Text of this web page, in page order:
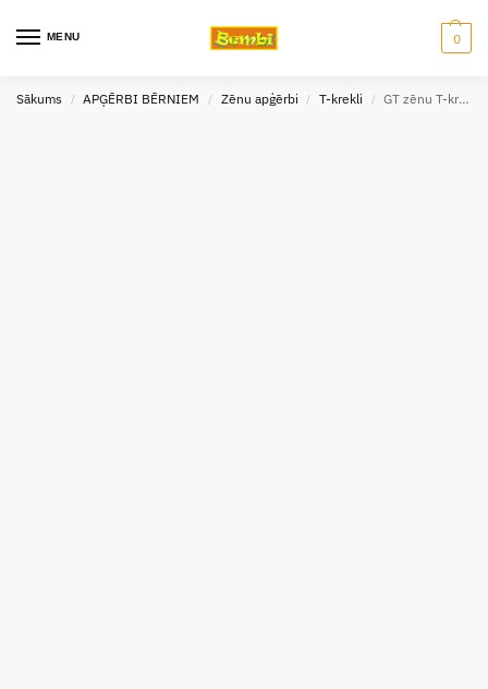
MENU 0
Sākums / APĢĒRBI BĒRNIEM / Zēnu apģērbi / T-krekli / GT zēnu T-krekls 8523 2-6 gadi